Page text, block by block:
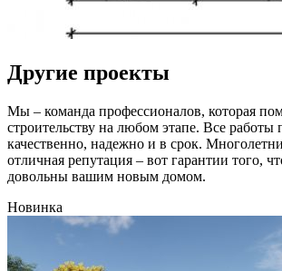
Другие проекты
Мы – команда профессионалов, которая
строительству на любом этапе. Все работы
качественно, надежно и в срок.
отличная репутация – вот гарантии того,
довольны вашим новым домом.
Новинка